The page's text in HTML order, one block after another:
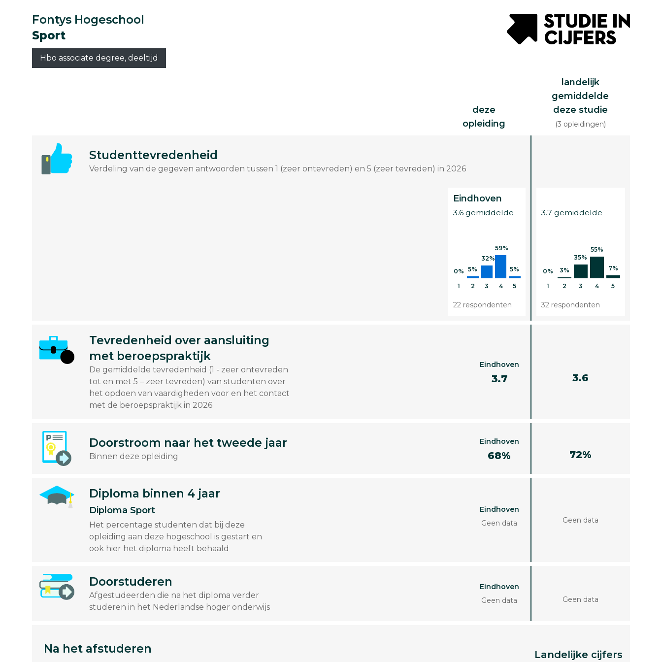
Fontys Hogeschool
Sport
Hbo associate degree, deeltijd
deze
opleiding
landelijk
gemiddelde
deze studie
(3 opleidingen)
Studenttevredenheid
Verdeling van de gegeven antwoorden tussen 1 (zeer ontevreden) en 5 (zeer tevreden) in 2026
Eindhoven
3.6 gemiddelde
0%
1
5%
2
32%
3
59%
4
5%
5
22 respondenten
3.7 gemiddelde
0%
1
3%
2
35%
3
55%
4
7%
5
32 respondenten
Tevredenheid over aansluiting
met beroepspraktijk
De gemiddelde tevredenheid (1 - zeer ontevreden
tot en met 5 – zeer tevreden) van studenten over
het opdoen van vaardigheden voor en het contact
met de beroepspraktijk in 2026
Eindhoven
3.7 3.6
Doorstroom naar het tweede jaar
Binnen deze opleiding
Eindhoven
68% 72%
Diploma binnen 4 jaar
Diploma Sport
Het percentage studenten dat bij deze
opleiding aan deze hogeschool is gestart en
ook hier het diploma heeft behaald
Eindhoven
Geen data
Geen data
Doorstuderen
Afgestudeerden die na het diploma verder
studeren in het Nederlandse hoger onderwijs
Eindhoven
Geen data
Geen data
Na het afstuderen Landelijke cijfers